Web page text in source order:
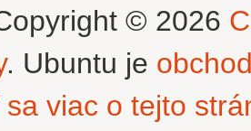
© 2026
. Ubuntu je
viac o tejto